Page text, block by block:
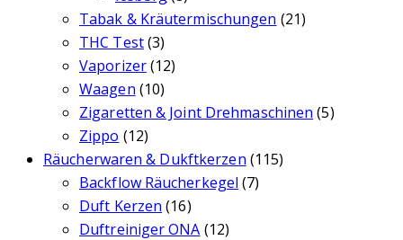
Tabak & Kräutermischungen (21)
THC Test(3)
Vaporizer(12)
Waagen (10)
Zigaretten & Joint Drehmaschinen (5)
Zippo (12)
Räucherwaren & Dukftkerzen (115)
Backflow Räucherkegel (7)
Duft Kerzen (16)
Duftreiniger ONA (12)